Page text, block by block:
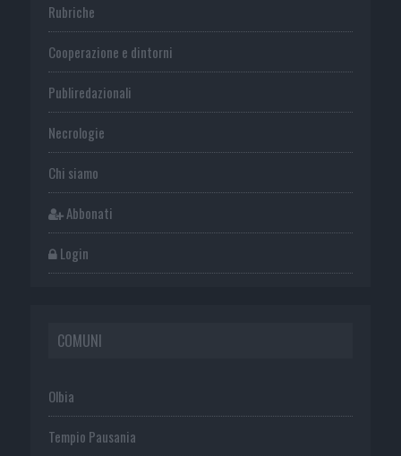
Rubriche
Cooperazione e dintorni
Publiredazionali
Necrologie
Chi siamo
Abbonati
Login
COMUNI
Olbia
Tempio Pausania